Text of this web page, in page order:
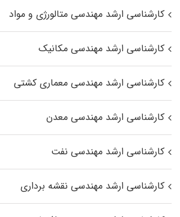
کارشناسی ارشد مهندسی متالورژی و مواد
کارشناسی ارشد مهندسی مکانیک
کارشناسی ارشد مهندسی معماری کشتی
کارشناسی ارشد مهندسی معدن
کارشناسی ارشد مهندسی نفت
کارشناسی ارشد مهندسی نقشه برداری